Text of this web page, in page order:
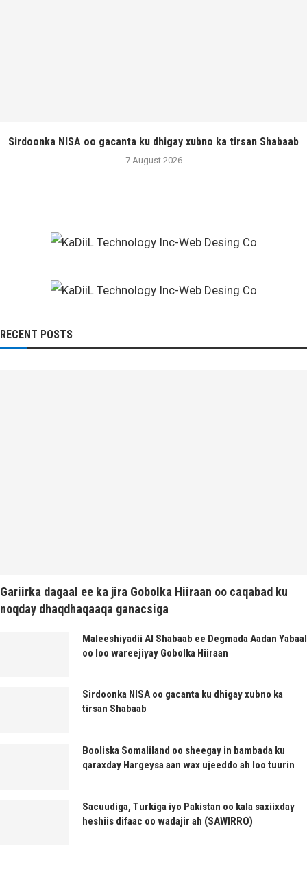
Sirdoonka NISA oo gacanta ku dhigay xubno ka tirsan Shabaab
7 August 2026
RECENT POSTS
Gariirka dagaal ee ka jira Gobolka Hiiraan oo caqabad ku
noqday dhaqdhaqaaqa ganacsiga
Maleeshiyadii Al Shabaab ee Degmada Aadan Yabaal
oo loo wareejiyay Gobolka Hiiraan
Sirdoonka NISA oo gacanta ku dhigay xubno ka
tirsan Shabaab
Booliska Somaliland oo sheegay in bambada ku
qaraxday Hargeysa aan wax ujeeddo ah loo tuurin
Sacuudiga, Turkiga iyo Pakistan oo kala saxiixday
heshiis difaac oo wadajir ah (SAWIRRO)